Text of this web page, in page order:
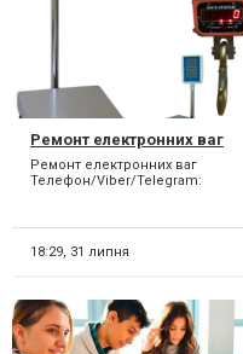
Ремонт електронних ваг
Ремонт електронних ваг
Телефон/Viber/Telegram:
18:29, 31 липня